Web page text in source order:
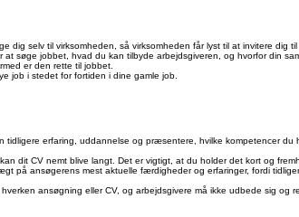
dig selv til virksomheden, så virksomheden får lyst til at invitere dig til
at søge jobbet, hvad du kan tilbyde arbejdsgiveren, og hvorfor din
er den rette til jobbet.
job i stedet for fortiden i dine gamle job.
tidligere erfaring, uddannelse og præsentere, hvilke kompetencer
dit CV nemt blive langt. Det er vigtigt, at du holder det kort og
på ansøgerens mest aktuelle færdigheder og erfaringer, fordi
ansøgning eller CV, og arbejdsgivere må ikke udbede sig og